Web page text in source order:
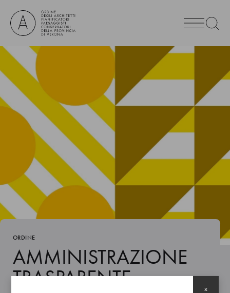
ORDINE
AMMINISTRAZIONE
TRASPARENTE
x